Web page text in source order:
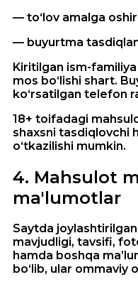
— to‘lov amalga
— buyurtma
Kiritilgan ism-
mos bo‘lishi shart.
ko‘rsatilgan telefon
18+ toifadagi
shaxsni tasdiqlovchi
o‘tkazilishi mumkin.
4. Mahsulot
ma'lumotlar
Saytda
mavjudligi, tavsifi,
hamda boshqa
bo‘lib, ular